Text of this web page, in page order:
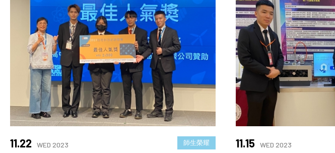
11.22 WED 2023 師生榮耀 11.15 WED 2023